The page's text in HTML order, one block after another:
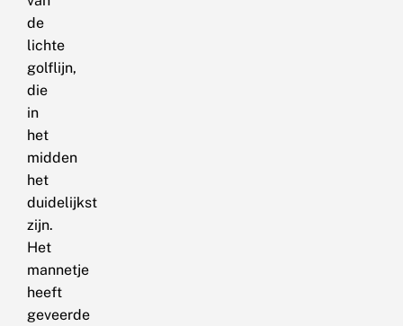
de
lichte
golflijn,
die
in
het
midden
het
duidelijkst
zijn.
Het
mannetje
heeft
geveerde